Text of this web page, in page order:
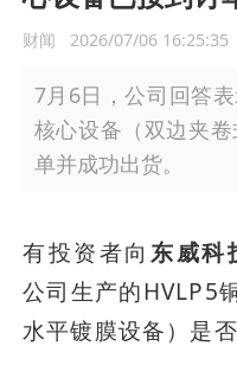
财闻 2026/07/06 16:25:35
7月6日，公司回答
核心设备（双边夹
单并成功出货。
有投资者向 东威科
公司生产的HVLP5
水平镀膜设备）是